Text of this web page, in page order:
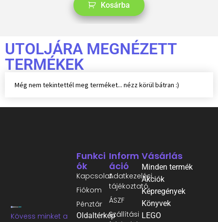
Kosárba
UTOLJÁRA MEGNÉZETT
TERMÉKEK
Még nem tekintettél meg terméket... nézz körül bátran :)
Kövess minket a
Inform
Áció
Adatkezelési
tájékoztató
ÁSZF
Szállítási
Funkci
Ók
Kapcsolat
Fiókom
Pénztár
Oldaltérkép
Vásárlás
Minden termék
Akciók
Képregények
Könyvek
LEGO